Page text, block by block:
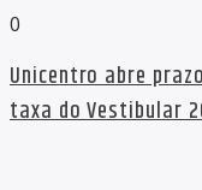
0
Unicentro abre
taxa do Vestibular